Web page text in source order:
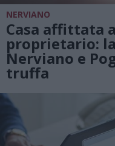
NERVIANO
Casa affittata
proprietario:
Nerviano e
truffa